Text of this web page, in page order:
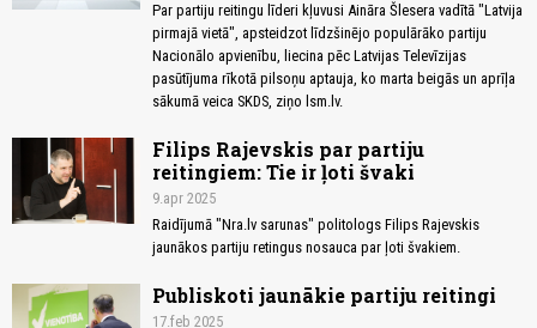
Par partiju reitingu līderi kļuvusi Aināra Šlesera vadītā "Latvija
pirmajā vietā", apsteidzot līdzšinējo populārāko partiju
Nacionālo apvienību, liecina pēc Latvijas Televīzijas
pasūtījuma rīkotā pilsoņu aptauja, ko marta beigās un aprīļa
sākumā veica SKDS, ziņo lsm.lv.
Filips Rajevskis par partiju
reitingiem: Tie ir ļoti švaki
9.apr 2025
Raidījumā "Nra.lv sarunas" politologs Filips Rajevskis
jaunākos partiju retingus nosauca par ļoti švakiem.
Publiskoti jaunākie partiju reitingi
17.feb 2025